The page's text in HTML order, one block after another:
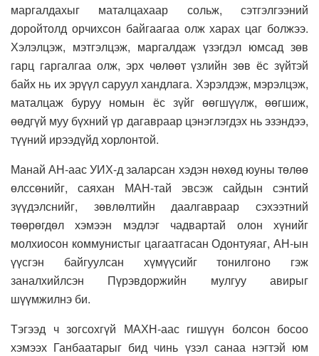
маргалдахыг маталцахаар сольж, сэтгэлгээний
доройтолд орчихсон байгаагаа олж харах цаг болжээ.
Хэлэлцэж, мэтгэлцэж, маргалдаж үзэгдэл юмсад зөв
гарц гаргалгаа олж, эрх чөлөөт үзлийн зөв ёс зүйтэй
байх нь их эрүүл саруул хандлага. Хэрэлдэж, мэрэлцэж,
маталцаж буруу номын ёс зүйг өөгшүүлж, өөгшиж,
өөдгүй муу бүхний үр дагавраар цэнэглэгдэх нь эзэндээ,
түүний ирээдүйд хорлонтой.
Манай АН-аас УИХ-д заларсан хэдэн нөхөд юуны төлөө
өлссөнийг, саяхан МАН-тай эвсэж сайдын сэнтий
зүүдэлснийг, зөвлөлтийн даалгавраар сэхээтний
төөрөгдөл хэмээн мэдлэг чадвартай олон хүнийг
молхиосон коммунистыг цагаатгасан Одонтуяаг, АН-ын
үүсгэн байгуулсан хүмүүсийг тонилгоно гэж
заналхийлсэн Пүрэвдоржийн мулгуу авирыг
шүүмжилнэ би.
Тэгээд ч зогсохгүй МАХН-аас гишүүн болсон босоо
хэмээх Ганбаатарыг бид чинь үзэл санаа нэгтэй юм